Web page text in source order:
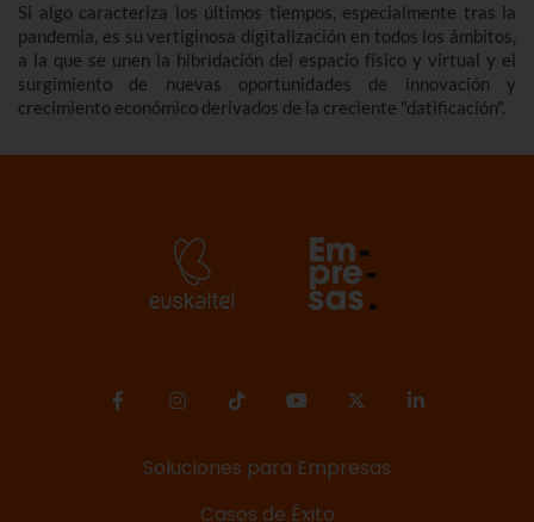
Si algo caracteriza los últimos tiempos, especialmente tras la
pandemia, es su vertiginosa digitalización en todos los ámbitos,
a la que se unen la hibridación del espacio físico y virtual y el
surgimiento de nuevas oportunidades de innovación y
crecimiento económico derivados de la creciente "datificación".
Soluciones para Empresas
Casos de Éxito